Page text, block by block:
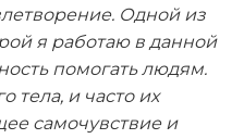
Одной из
я работаю в данной
помогать людям.
тела, и часто их
самочувствие и